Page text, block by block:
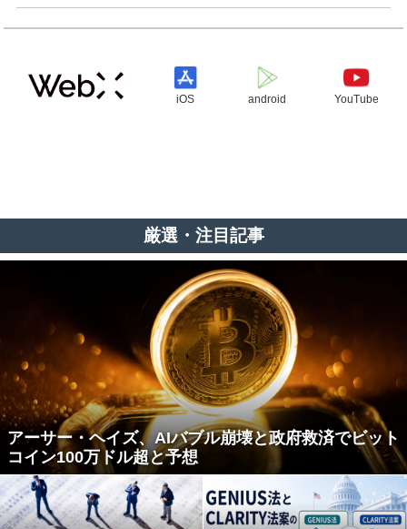
iOS android YouTube
厳選・注目記事
アーサー・ヘイズ、AIバブル崩壊と政府救済でビット
コイン100万ドル超と予想